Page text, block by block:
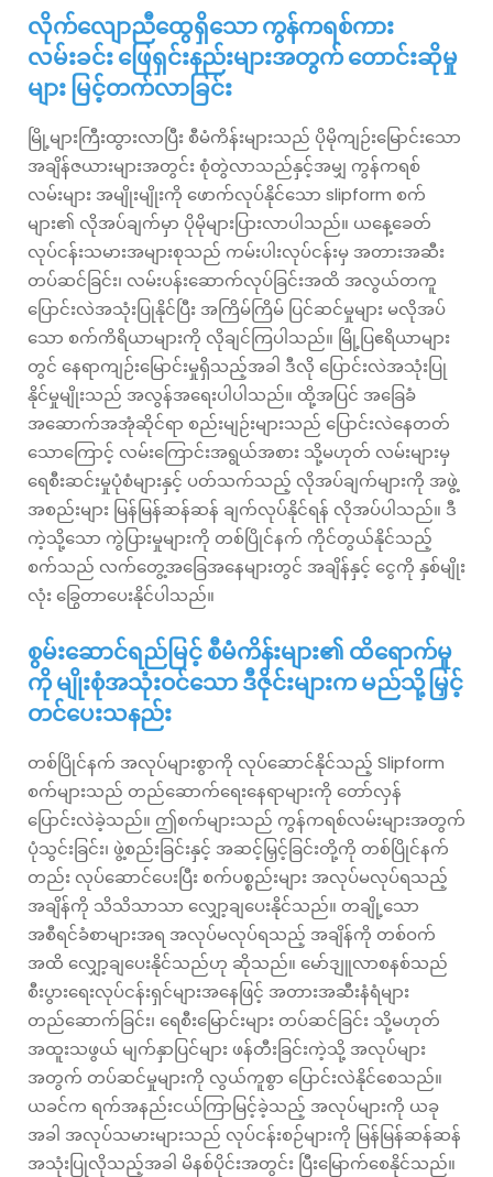
လိုက်လျောညီထွေရှိသော ကွန်ကရစ်ကား
လမ်းခင်း ဖြေရှင်းနည်းများအတွက် တောင်းဆိုမှု
များ မြင့်တက်လာခြင်း
မြို့များကြီးထွားလာပြီး စီမံကိန်းများသည် ပိုမိုကျဉ်းမြောင်းသော
အချိန်ဇယားများအတွင်း စုံတွဲလာသည်နှင့်အမျှ ကွန်ကရစ်
လမ်းများ အမျိုးမျိုးကို ဖောက်လုပ်နိုင်သော slipform စက်
များ၏ လိုအပ်ချက်မှာ ပိုမိုများပြားလာပါသည်။ ယနေ့ခေတ်
လုပ်ငန်းသမားအများစုသည် ကမ်းပါးလုပ်ငန်းမှ အတားအဆီး
တပ်ဆင်ခြင်း၊ လမ်းပန်းဆောက်လုပ်ခြင်းအထိ အလွယ်တကူ
ပြောင်းလဲအသုံးပြုနိုင်ပြီး အကြိမ်ကြိမ် ပြင်ဆင်မှုများ မလိုအပ်
သော စက်ကိရိယာများကို လိုချင်ကြပါသည်။ မြို့ပြဧရိယာများ
တွင် နေရာကျဉ်းမြောင်းမှုရှိသည့်အခါ ဒီလို ပြောင်းလဲအသုံးပြု
နိုင်မှုမျိုးသည် အလွန်အရေးပါပါသည်။ ထို့အပြင် အခြေခံ
အဆောက်အအုံဆိုင်ရာ စည်းမျဉ်းများသည် ပြောင်းလဲနေတတ်
သောကြောင့် လမ်းကြောင်းအရွယ်အစား သို့မဟုတ် လမ်းများမှ
ရေစီးဆင်းမှုပုံစံများနှင့် ပတ်သက်သည့် လိုအပ်ချက်များကို အဖွဲ့
အစည်းများ မြန်မြန်ဆန်ဆန် ချက်လုပ်နိုင်ရန် လိုအပ်ပါသည်။ ဒီ
ကဲ့သို့သော ကွဲပြားမှုများကို တစ်ပြိုင်နက် ကိုင်တွယ်နိုင်သည့်
စက်သည် လက်တွေ့အခြေအနေများတွင် အချိန်နှင့် ငွေကို နှစ်မျိုး
လုံး ခြွေတာပေးနိုင်ပါသည်။
စွမ်းဆောင်ရည်မြင့် စီမံကိန်းများ၏ ထိရောက်မှု
ကို မျိုးစုံအသုံးဝင်သော ဒီဇိုင်းများက မည်သို့မြှင့်
တင်ပေးသနည်း
တစ်ပြိုင်နက် အလုပ်များစွာကို လုပ်ဆောင်နိုင်သည့် Slipform
စက်များသည် တည်ဆောက်ရေးနေရာများကို တော်လှန်
ပြောင်းလဲခဲ့သည်။ ဤစက်များသည် ကွန်ကရစ်လမ်းများအတွက်
ပုံသွင်းခြင်း၊ ဖွဲ့စည်းခြင်းနှင့် အဆင့်မြှင့်ခြင်းတို့ကို တစ်ပြိုင်နက်
တည်း လုပ်ဆောင်ပေးပြီး စက်ပစ္စည်းများ အလုပ်မလုပ်ရသည့်
အချိန်ကို သိသိသာသာ လျှော့ချပေးနိုင်သည်။ တချို့သော
အစီရင်ခံစာများအရ အလုပ်မလုပ်ရသည့် အချိန်ကို တစ်ဝက်
အထိ လျှော့ချပေးနိုင်သည်ဟု ဆိုသည်။ မော်ဒျူလာစနစ်သည်
စီးပွားရေးလုပ်ငန်းရှင်များအနေဖြင့် အတားအဆီးနံရံများ
တည်ဆောက်ခြင်း၊ ရေစီးမြောင်းများ တပ်ဆင်ခြင်း သို့မဟုတ်
အထူးသဖွယ် မျက်နှာပြင်များ ဖန်တီးခြင်းကဲ့သို့ အလုပ်များ
အတွက် တပ်ဆင်မှုများကို လွယ်ကူစွာ ပြောင်းလဲနိုင်စေသည်။
ယခင်က ရက်အနည်းငယ်ကြာမြင့်ခဲ့သည့် အလုပ်များကို ယခု
အခါ အလုပ်သမားများသည် လုပ်ငန်းစဉ်များကို မြန်မြန်ဆန်ဆန်
အသုံးပြုလိုသည့်အခါ မိနစ်ပိုင်းအတွင်း ပြီးမြောက်စေနိုင်သည်။